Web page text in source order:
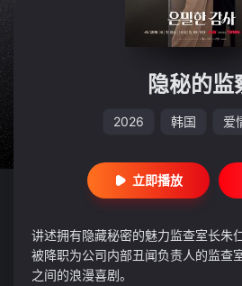
隐秘的监
2026 韩国 爱
立即播放
讲述拥有隐藏秘密的魅力监查室长朱
被降职为公司内部丑闻负责人的监查
之间的浪漫喜剧。